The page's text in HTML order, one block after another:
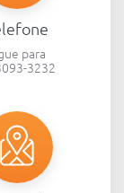
para
3232